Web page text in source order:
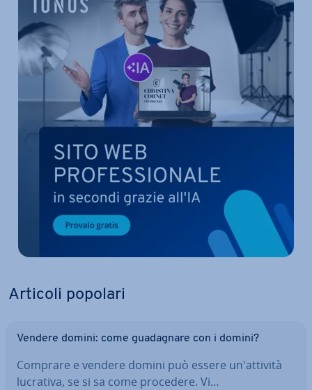
Articoli popolari
Vendere domini: come gua­da­gna­re con i domini?
Comprare e vendere domini può essere un'at­ti­vi­tà
lucrativa, se si sa come procedere. Vi…